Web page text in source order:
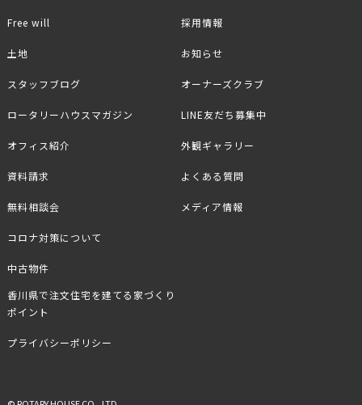
Free will
土地
採用情報
お知らせ
スタッフブログ
ロータリーハウスマガジン
オフィス紹介
資料請求
無料相談会
オーナーズクラブ
LINE友だち募集中
外観ギャラリー
よくある質問
メディア情報
コロナ対策について
中古物件
香川県で注文住宅を建てる家づくり
ポイント
プライバシーポリシー